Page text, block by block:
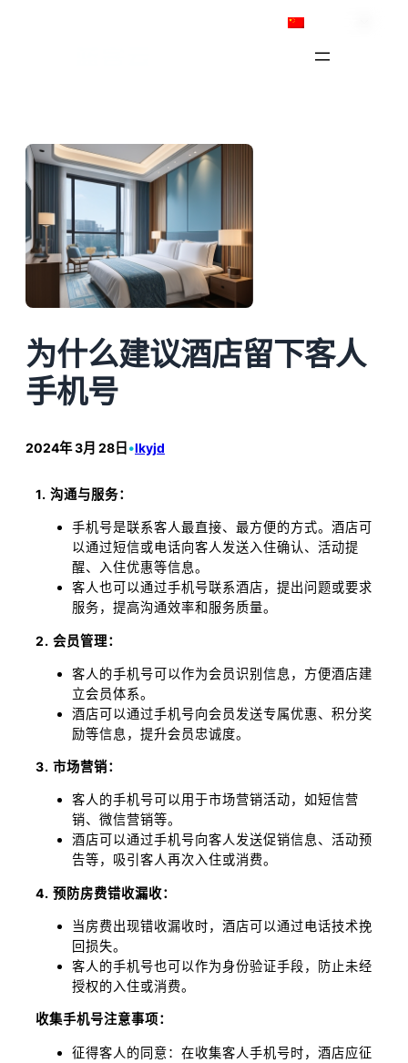
为什么建议酒店留下客人
手机号
2024年 3月 28日 •lkyjd
1. 沟通与服务：
手机号是联系客人最直接、最方便的方式。酒店可
以通过短信或电话向客人发送入住确认、活动提
醒、入住优惠等信息。
客人也可以通过手机号联系酒店，提出问题或要求
服务，提高沟通效率和服务质量。
2. 会员管理：
客人的手机号可以作为会员识别信息，方便酒店建
立会员体系。
酒店可以通过手机号向会员发送专属优惠、积分奖
励等信息，提升会员忠诚度。
3. 市场营销：
客人的手机号可以用于市场营销活动，如短信营
销、微信营销等。
酒店可以通过手机号向客人发送促销信息、活动预
告等，吸引客人再次入住或消费。
4. 预防房费错收漏收：
当房费出现错收漏收时，酒店可以通过电话技术挽
回损失。
客人的手机号也可以作为身份验证手段，防止未经
授权的入住或消费。
收集手机号注意事项：
征得客人的同意：在收集客人手机号时，酒店应征